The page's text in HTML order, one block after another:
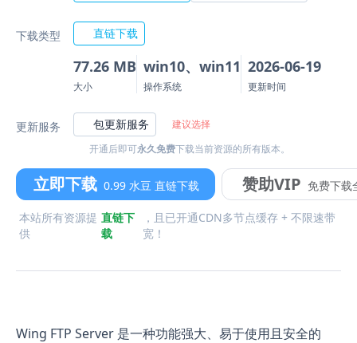
下载类型 直链下载
77.26 MB
大小
win10、win11
操作系统
2026-06-19
更新时间
更新服务 包更新服务
建议选择
开通后即可永久免费下载当前资源的所有版本。
立即下载 0.99 水豆 直链下载 赞助VIP 免费下载
本站所有资源提
供
直链下
载
，且已开通CDN多节点缓存 + 不限速带
宽！
Wing FTP Server 是一种功能强大、易于使用且安全的